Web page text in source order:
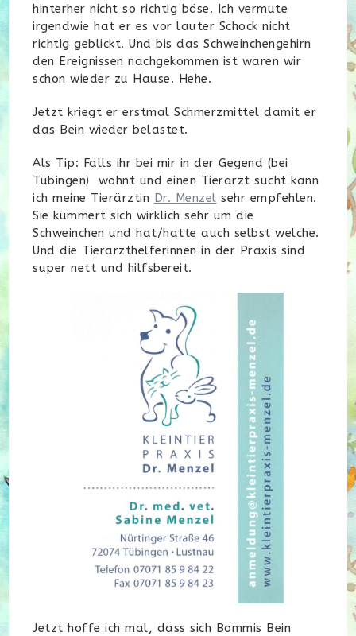
hinterher nicht so richtig böse. Ich vermute
irgendwie hat er es vor lauter Schock nicht
richtig geblickt. Und bis das Schweinchengehirn
den Ereignissen nachgekommen ist waren wir
schon wieder zu Hause. Hehe.
Jetzt kriegt er erstmal Schmerzmittel damit er
das Bein wieder belastet.
Als Tip: Falls ihr bei mir in der Gegend (bei
Tübingen) wohnt und einen Tierarzt sucht kann
ich meine Tierärztin Dr. Menzel sehr empfehlen.
Sie kümmert sich wirklich sehr um die
Schweinchen und hat/hatte auch selbst welche.
Und die Tierarzthelferinnen in der Praxis sind
super nett und hilfsbereit.
Jetzt hoffe ich mal, dass sich Bommis Bein